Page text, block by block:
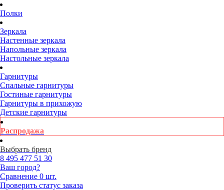
Полки
Зеркала
Настенные зеркала
Напольные зеркала
Настольные зеркала
Гарнитуры
Спальные гарнитуры
Гостиные гарнитуры
Гарнитуры в прихожую
Детские гарнитуры
Распродажа
Выбрать бренд
8 495 477 51 30
Ваш город?
Сравнение 0 шт.
Проверить статус заказа